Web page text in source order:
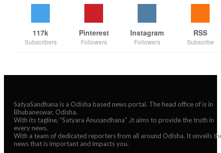
117k
Subscribers
Pinterest
Followers
Instagram
Followers
RSS
Subscribe
SatyaSandhana is a Odisha based news portal. The head office of is in
Bhubaneswar, Odisha.
With its tagline, “Satyara Anusandhana” ,it aims to provide the truth in
every news.
With a team of dedicated reporters from all around Odisha. It unveils
news that is important and impacts you.